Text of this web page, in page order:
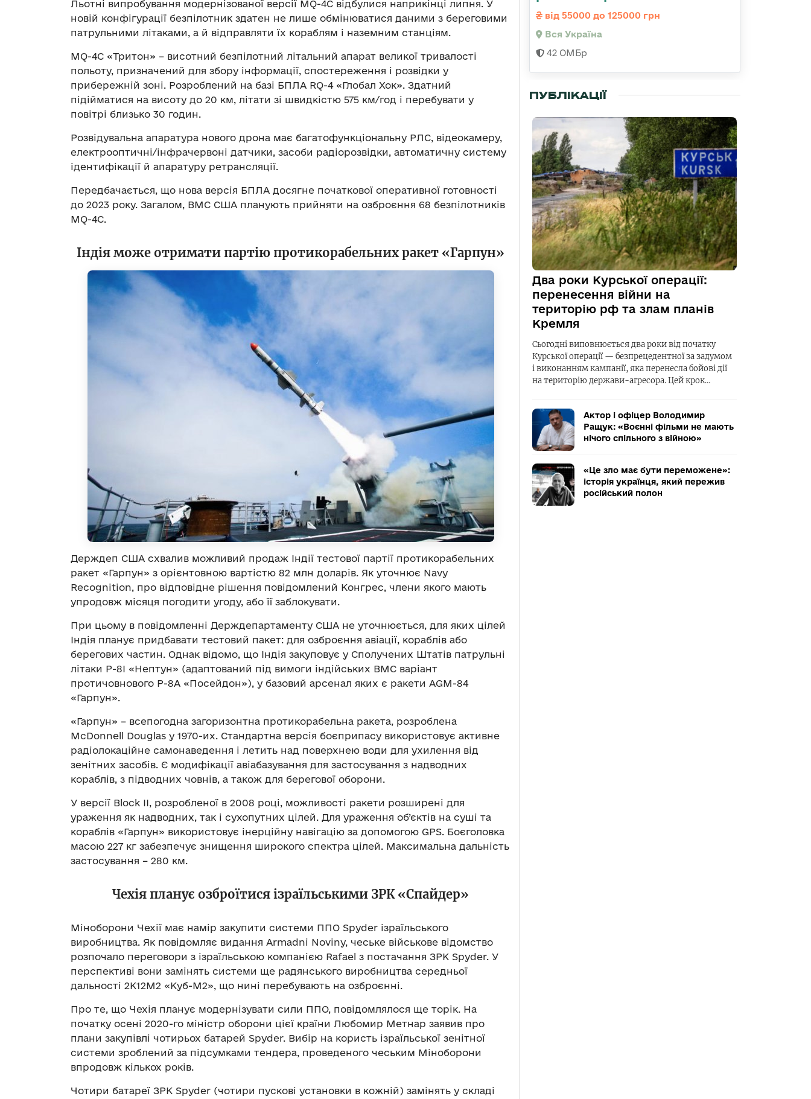
Льотні випробування модернізованої версії MQ-4C відбулися наприкінці липня. У
новій конфігурації безпілотник здатен не лише обмінюватися даними з береговими
патрульними літаками, а й відправляти їх кораблям і наземним станціям.
MQ-4C «Тритон» – висотний безпілотний літальний апарат великої тривалості
польоту, призначений для збору інформації, спостереження і розвідки у
прибережній зоні. Розроблений на базі БПЛА RQ-4 «Глобал Хок». Здатний
підійматися на висоту до 20 км, літати зі швидкістю 575 км/год і перебувати у
повітрі близько 30 годин.
Розвідувальна апаратура нового дрона має багатофункціональну РЛС, відеокамеру,
електрооптичні/інфрачервоні датчики, засоби радіорозвідки, автоматичну систему
ідентифікації й апаратуру ретрансляції.
Передбачається, що нова версія БПЛА досягне початкової оперативної готовності
до 2023 року. Загалом, ВМС США планують прийняти на озброєння 68 безпілотників
MQ-4C.
Індія може отримати партію протикорабельних ракет «Гарпун»
Держдеп США схвалив можливий продаж Індії тестової партії протикорабельних
ракет «Гарпун» з орієнтовною вартістю 82 млн доларів. Як уточнює Navy
Recognition, про відповідне рішення повідомлений Конгрес, члени якого мають
упродовж місяця погодити угоду, або її заблокувати.
При цьому в повідомленні Держдепартаменту США не уточнюється, для яких цілей
Індія планує придбавати тестовий пакет: для озброєння авіації, кораблів або
берегових частин. Однак відомо, що Індія закуповує у Сполучених Штатів патрульні
літаки P-8I «Нептун» (адаптований під вимоги індійських ВМС варіант
протичовнового P-8A «Посейдон»), у базовий арсенал яких є ракети AGM-84
«Гарпун».
«Гарпун» – всепогодна загоризонтна протикорабельна ракета, розроблена
McDonnell Douglas у 1970-их. Стандартна версія боєприпасу використовує активне
радіолокаційне самонаведення і летить над поверхнею води для ухилення від
зенітних засобів. Є модифікації авіабазування для застосування з надводних
кораблів, з підводних човнів, а також для берегової оборони.
У версії Block II, розробленої в 2008 році, можливості ракети розширені для
ураження як надводних, так і сухопутних цілей. Для ураження об’єктів на суші та
кораблів «Гарпун» використовує інерційну навігацію за допомогою GPS. Боєголовка
масою 227 кг забезпечує знищення широкого спектра цілей. Максимальна дальність
застосування – 280 км.
Чехія планує озброїтися ізраїльськими ЗРК «Спайдер»
Міноборони Чехії має намір закупити системи ППО Spyder ізраїльського
виробництва. Як повідомляє видання Armadni Noviny, чеське військове відомство
розпочало переговори з ізраїльською компанією Rafael з постачання ЗРК Spyder. У
перспективі вони замінять системи ще радянського виробництва середньої
дальності 2К12М2 «Куб-М2», що нині перебувають на озброєнні.
Про те, що Чехія планує модернізувати сили ППО, повідомлялося ще торік. На
початку осені 2020-го міністр оборони цієї країни Любомир Метнар заявив про
плани закупівлі чотирьох батарей Spyder. Вибір на користь ізраїльської зенітної
системи зроблений за підсумками тендера, проведеного чеським Міноборони
впродовж кількох років.
Чотири батареї ЗРК Spyder (чотири пускові установки в кожній) замінять у складі
від 55000 до 125000 грн
Вся Україна
42 ОМБр
ПУБЛІКАЦІЇ
Два роки Курської операції:
перенесення війни на
територію рф та злам планів
Кремля
Сьогодні виповнюється два роки від початку
Курської операції — безпрецедентної за задумом
і виконанням кампанії, яка перенесла бойові дії
на територію держави-агресора. Цей крок…
Актор і офіцер Володимир
Ращук: «Воєнні фільми не мають
нічого спільного з війною»
«Це зло має бути переможене»:
історія українця, який пережив
російський полон